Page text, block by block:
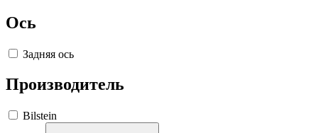
Ось
Задняя ось
Производитель
Bilstein